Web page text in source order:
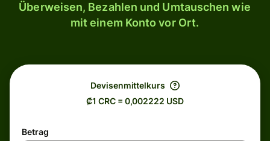
Überweisen, Bezahlen und Umtauschen wie
mit einem Konto vor Ort.
Devisenmittelkurs
₡1 CRC = 0,002222 USD
Betrag